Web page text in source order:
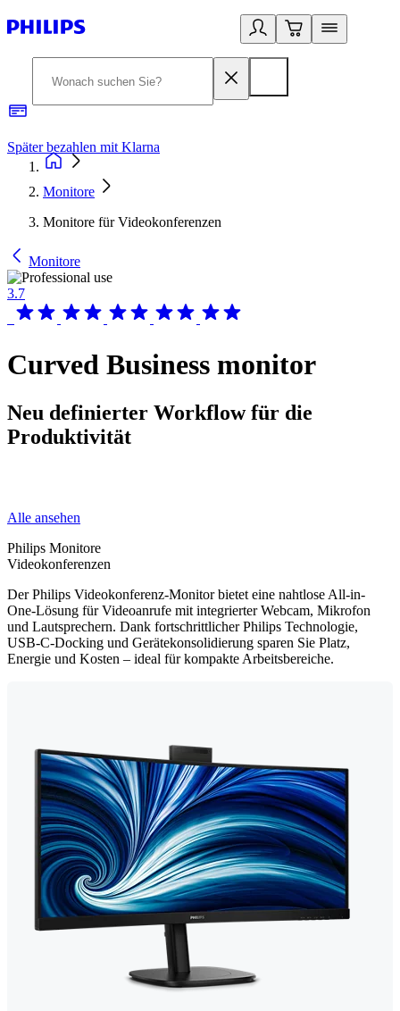
Später bezahlen mit Klarna
Monitore
Monitore für Videokonferenzen
Monitore
3.7
Curved Business monitor
Neu definierter Workflow für die
Produktivität
Alle ansehen
Philips Monitore
Videokonferenzen
Der Philips Videokonferenz-Monitor bietet eine nahtlose All-in-
One-Lösung für Videoanrufe mit integrierter Webcam, Mikrofon
und Lautsprechern. Dank fortschrittlicher Philips Technologie,
USB-C-Docking und Gerätekonsolidierung sparen Sie Platz,
Energie und Kosten – ideal für kompakte Arbeitsbereiche.